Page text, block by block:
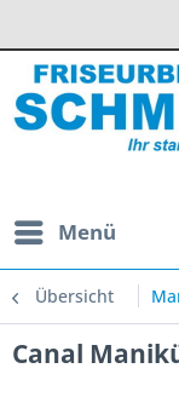
Menü
Übersicht
Canal